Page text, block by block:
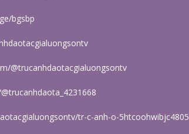
bgsbp
@trucanhdaotacgialuongsontv
tr-c-anh-o-5htcoohwibjc4805